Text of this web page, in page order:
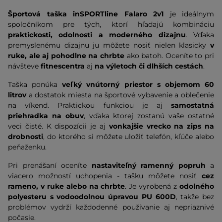
Športová taška inSPORTline Falaro 2v1 je ideálnym
spoločníkom pre tých, ktorí hľadajú kombináciu
praktickosti, odolnosti a moderného dizajnu. Vďaka
premyslenému dizajnu ju môžete nosiť nielen klasicky v
ruke, ale aj pohodlne na chrbte ako batoh. Oceníte to pri
návšteve fitnescentra aj na výletoch či dlhších cestách.
Taška ponúkaveľký vnútorný priestor s objemom 60
litrova dostatok miesta na športové vybavenie a oblečenie
na víkend. Praktickou funkciou je aj samostatná
priehradka na obuv, vďaka ktorej zostanú vaše ostatné
veci čisté. K dispozícii je aj vonkajšie vrecko na zips na
drobnosti, do ktorého si môžete uložiť telefón, kľúče alebo
peňaženku.
Pri prenášaní oceníte nastaviteľný ramenný popruh a
viacero možností uchopenia - tašku môžete nosiť cez
rameno, v ruke alebo na chrbte. Je vyrobená zodolného
polyesteru s vodoodolnou úpravou PU 600D, takže bez
problémov vydrží každodenné používanie aj nepriaznivé
počasie.